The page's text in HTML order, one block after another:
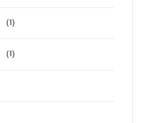
(1)
(1)